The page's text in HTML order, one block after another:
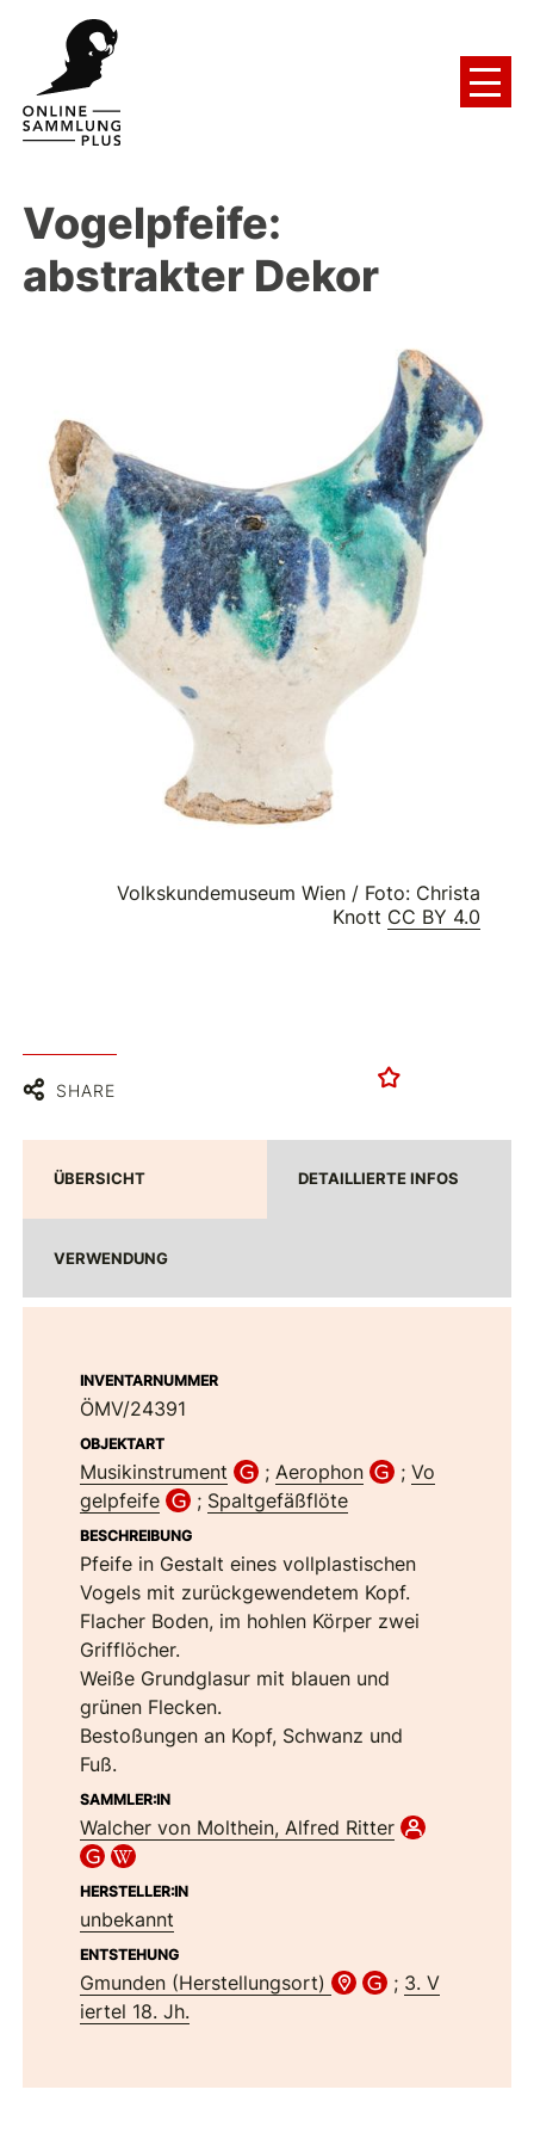
Vogelpfeife:
abstrakter Dekor
Volkskundemuseum Wien / Foto: Christa
Knott CC BY 4.0
SHARE
ÜBERSICHT DETAILLIERTE INFOS
VERWENDUNG
INVENTARNUMMER
ÖMV/24391
OBJEKTART
Musikinstrument ; Aerophon ; Vo
gelpfeife
; Spaltgefäßflöte
BESCHREIBUNG
Pfeife in Gestalt eines vollplastischen
Vogels mit zurückgewendetem Kopf.
Flacher Boden, im hohlen Körper zwei
Grifflöcher.
Weiße Grundglasur mit blauen und
grünen Flecken.
Bestoßungen an Kopf, Schwanz und
Fuß.
SAMMLER:IN
Walcher von Molthein, Alfred Ritter
HERSTELLER:IN
unbekannt
ENTSTEHUNG
Gmunden (Herstellungsort) ; 3. V
iertel 18. Jh.